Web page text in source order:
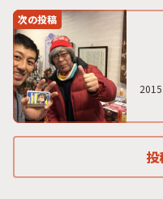
次の投稿
投